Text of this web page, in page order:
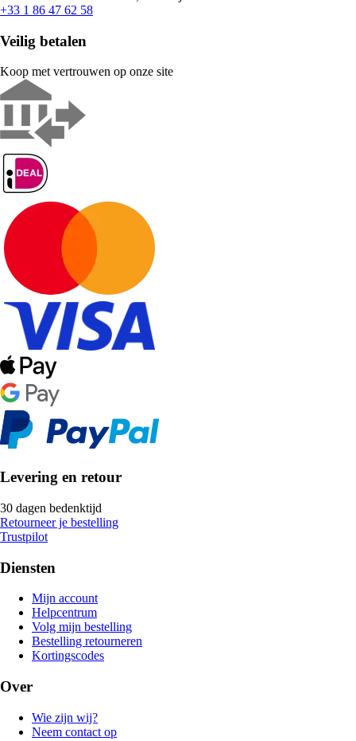
+33 1 86 47 62 58
Veilig betalen
Koop met vertrouwen op onze site
Levering en retour
30 dagen bedenktijd
Retourneer je bestelling
Trustpilot
Diensten
Mijn account
Helpcentrum
Volg mijn bestelling
Bestelling retourneren
Kortingscodes
Over
Wie zijn wij?
Neem contact op